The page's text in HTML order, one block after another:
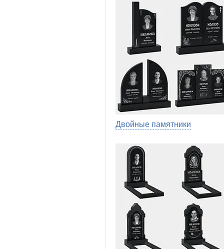
Двойные памятники